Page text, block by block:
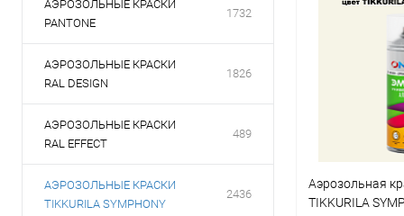
АЭРОЗОЛЬНЫЕ КРАСКИ
PANTONE
1732
АЭРОЗОЛЬНЫЕ КРАСКИ
RAL DESIGN
1826
АЭРОЗОЛЬНЫЕ КРАСКИ
RAL EFFECT
489
АЭРОЗОЛЬНЫЕ КРАСКИ
TIKKURILA SYMPHONY
2436
Аэрозольная
TIKKURILA